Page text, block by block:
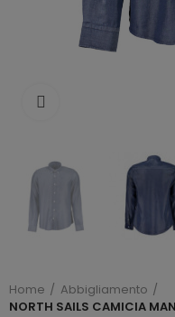
Home
Abbigliamento
NORTH SAILS CAMICIA